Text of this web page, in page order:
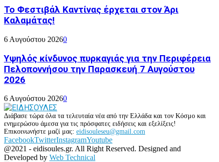
Το Φεστιβάλ Καντίνας έρχεται στον Άρι
Καλαμάτας!
6 Αυγούστου 20260
Υψηλός κίνδυνος πυρκαγιάς για την Περιφέρεια
Πελοποννήσου την Παρασκευή 7 Αυγούστου
2026
6 Αυγούστου 20260
Διάβασε τώρα όλα τα τελευταία νέα από την Ελλάδα και τον Κόσμο και
ενημερώσου άμεσα για τις πρόσφατες ειδήσεις και εξελίξεις!
Επικοινωνήστε μαζί μας: eidisouleseu@gmail.com
FacebookTwitterInstagramYoutube
@2021 - eidisoules.gr. All Right Reserved. Designed and
Developed by Web Technical